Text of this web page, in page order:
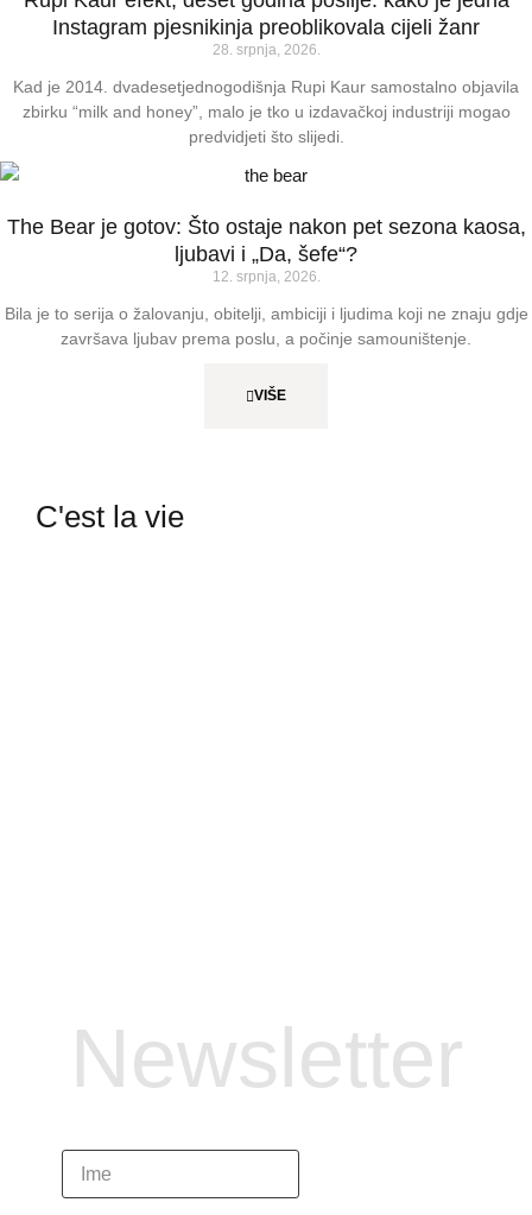
Instagram pjesnikinja preoblikovala cijeli žanr
28. srpnja, 2026.
Kad je 2014. dvadesetjednogodišnja Rupi Kaur samostalno objavila
zbirku “milk and honey”, malo je tko u izdavačkoj industriji mogao
predvidjeti što slijedi.
The Bear je gotov: Što ostaje nakon pet sezona kaosa,
ljubavi i „Da, šefe“?
12. srpnja, 2026.
Bila je to serija o žalovanju, obitelji, ambiciji i ljudima koji ne znaju gdje
završava ljubav prema poslu, a počinje samouništenje.
VIŠE
C'est la vie
Newsletter